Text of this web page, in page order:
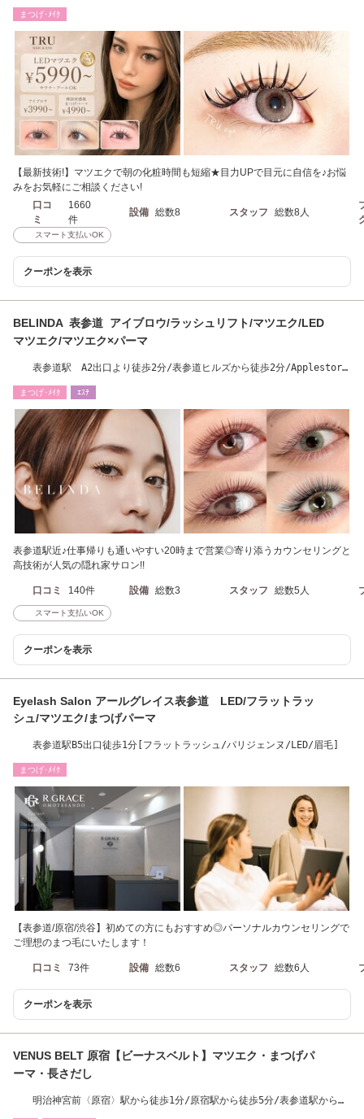
まつげ･ﾒｲｸ
【最新技術!】マツエクで朝の化粧時間も短縮★目力UPで目元に自信を♪お悩
みをお気軽にご相談ください!
口コ
ミ
1660
件
設備 総数8 スタッフ 総数8人
スマート支払いOK
クーポンを表示
BELINDA 表参道 アイブロウ/ラッシュリフト/マツエク/LED
マツエク/マツエク×パーマ
表参道駅 A2出口より徒歩2分/表参道ヒルズから徒歩2分/Applestore
まつげ･ﾒｲｸ ｴｽﾃ
表参道駅近♪仕事帰りも通いやすい20時まで営業◎寄り添うカウンセリングと
高技術が人気の隠れ家サロン!!
口コミ 140件 設備 総数3 スタッフ 総数5人
スマート支払いOK
クーポンを表示
Eyelash Salon アールグレイス表参道 LED/フラットラッ
シュ/マツエク/まつげパーマ
表参道駅B5出口徒歩1分[フラットラッシュ/パリジェンヌ/LED/眉毛]
まつげ･ﾒｲｸ
【表参道/原宿/渋谷】初めての方にもおすすめ◎パーソナルカウンセリングで
ご理想のまつ毛にいたします！
口コミ 73件 設備 総数6 スタッフ 総数6人
クーポンを表示
VENUS BELT 原宿【ビーナスベルト】マツエク・まつげパ
ーマ・長さだし
明治神宮前〈原宿〉駅から徒歩1分/原宿駅から徒歩5分/表参道駅から徒